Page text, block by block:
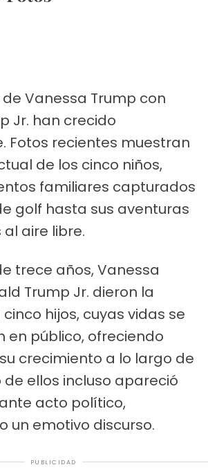
de Vanessa Trump con
Jr. han crecido
Fotos recientes muestran
de los cinco niños,
familiares capturados
golf hasta sus aventuras
aire libre.
trece años, Vanessa
Trump Jr. dieron la
hijos, cuyas vidas se
en público, ofreciendo
crecimiento a lo largo de
de ellos incluso apareció
acto político,
un emotivo discurso.
PUBLICIDAD